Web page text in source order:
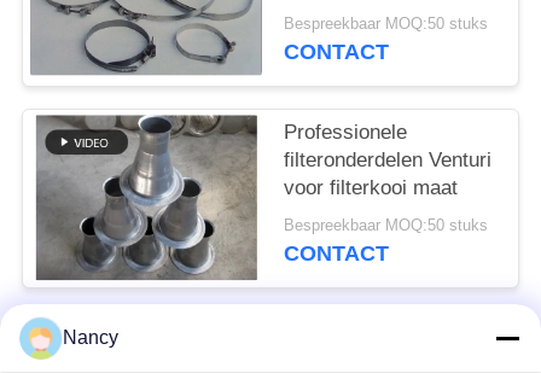
levensduur
Bespreekbaar MOQ:50 stuks
CONTACT
Professionele
filteronderdelen Venturi
voor filterkooi maat
Bespreekbaar MOQ:50 stuks
CONTACT
populaire categorieën
Nancy